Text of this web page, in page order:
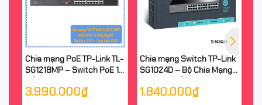
Chia mạng PoE TP-Link TL-
SG1218MP – Switch PoE 16
SFP – Công Suất 250W –
3.990.000₫
Chia mạng Switch TP-Link
SG1024D – Bộ Chia Mạng
10/100/1000Mbps – Vỏ
1.840.000₫